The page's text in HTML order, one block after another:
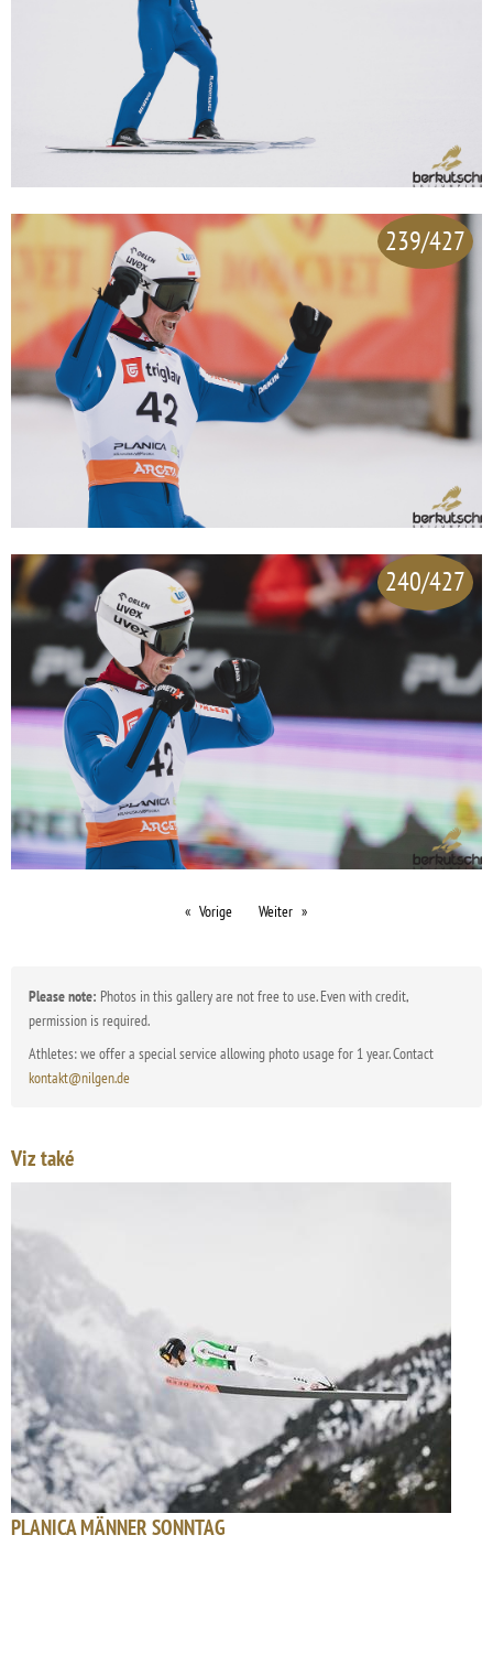
239/427
240/427
Vorige Weiter
Please note: Photos in this gallery are not free to use. Even with credit,
permission is required.
Athletes: we offer a special service allowing photo usage for 1 year. Contact
kontakt@nilgen.de
Viz také
PLANICA MÄNNER SONNTAG